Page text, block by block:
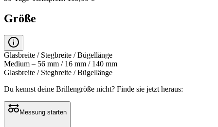
Größe
Glasbreite / Stegbreite / Bügellänge
Medium – 56 mm / 16 mm / 140 mm
Glasbreite / Stegbreite / Bügellänge
Du kennst deine Brillengröße nicht? Finde sie jetzt heraus:
Messung starten